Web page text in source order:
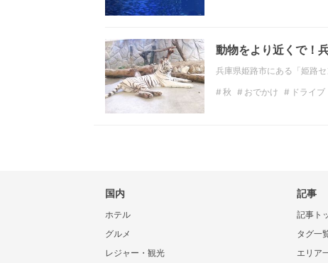
動物をより近くで！
兵庫県姫路市にある「姫路
秋 おでかけ ドライブ
国内
ホテル
グルメ
レジャー・観光
記事
記事ト
タグ一
エリア